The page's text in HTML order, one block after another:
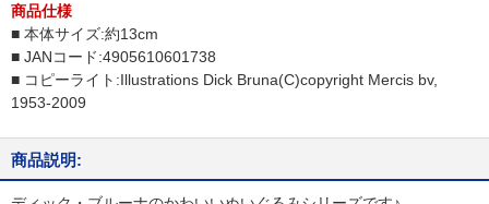
商品仕様
■ 本体サイズ:約13cm
■ JANコード:4905610601738
■ コピーライト:Illustrations Dick Bruna(C)copyright Mercis bv,
1953-2009
商品説明: